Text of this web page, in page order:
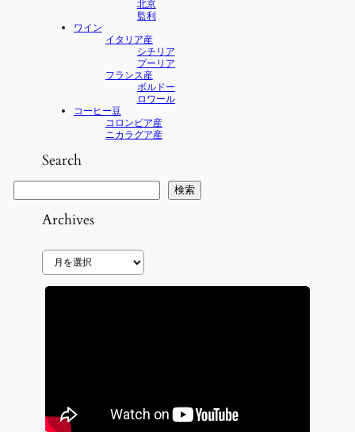
北京
監利
ワイン
イタリア産
シチリア
プーリア
フランス産
ボルドー
ロワール
コーヒー豆
コロンビア産
ニカラグア産
Search
検索
Archives
ア
カ